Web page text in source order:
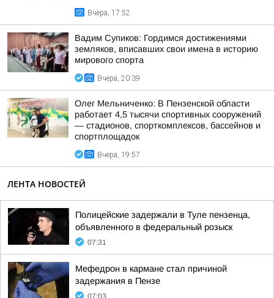
Вчера, 17:52
Вадим Супиков: Гордимся достижениями
земляков, вписавших свои имена в историю
мирового спорта
Вчера, 20:39
Олег Мельниченко: В Пензенской области
работает 4,5 тысячи спортивных сооружений
— стадионов, спорткомплексов, бассейнов и
спортплощадок
Вчера, 19:57
ЛЕНТА НОВОСТЕЙ
Полицейские задержали в Туле пензенца,
объявленного в федеральный розыск
07:31
Мефедрон в кармане стал причиной
задержания в Пензе
07:03